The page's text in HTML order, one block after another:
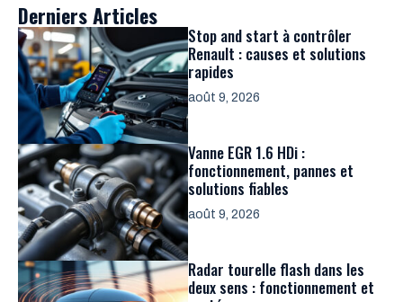
Derniers Articles
Stop and start à contrôler
Renault : causes et solutions
rapides
août 9, 2026
Vanne EGR 1.6 HDi :
fonctionnement, pannes et
solutions fiables
août 9, 2026
Radar tourelle flash dans les
deux sens : fonctionnement et